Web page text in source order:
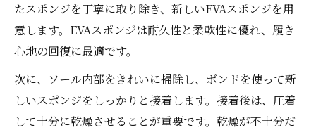
たスポンジを丁寧に取り除き、新しいEVAスポンジを用
意します。EVAスポンジは耐久性と柔軟性に優れ、履き
心地の回復に最適です。
次に、ソール内部をきれいに掃除し、ボンドを使って新
しいスポンジをしっかりと接着します。接着後は、圧着
して十分に乾燥させることが重要です。乾燥が不十分だ